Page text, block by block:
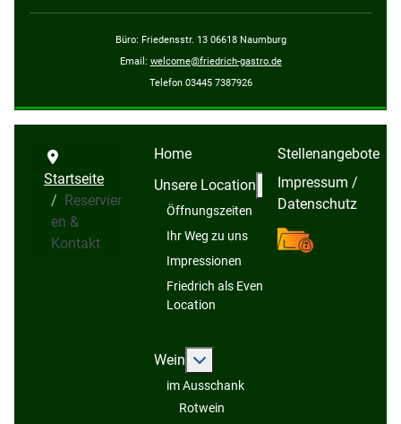
Büro: Friedensstr. 13 06618 Naumburg
Email: welcome@friedrich-gastro.de
Telefon 03445 7387926
Startseite
Reservier
en &
Kontakt
Home
Unsere Location
Weitere
Öffnungszeiten
Ihr Weg zu uns
Impressionen
Friedrich als Event-
Location
Wein Weitere Informationen: Wein
im Ausschank
Rotwein
Stellenangebote
Impressum /
Datenschutz